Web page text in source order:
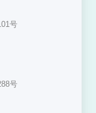
号
号